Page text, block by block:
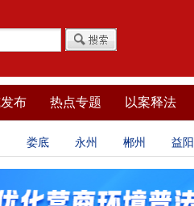
布 热点专题 以案释法
娄底 永州 郴州 益阳